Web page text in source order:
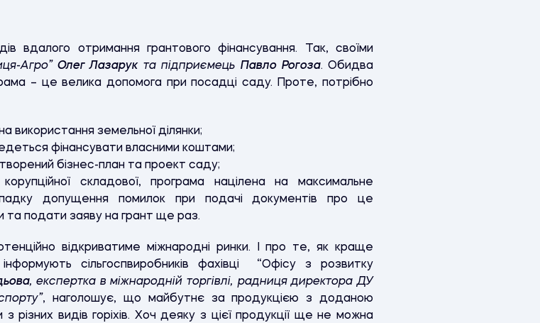
вдалого отримання грантового фінансування. Так, своїми
Агро” Олег Лазарук та підприємецьПавло Рогоза. Обидва
– це велика допомога при посадці саду. Проте, потрібно
використання земельної ділянки;
фінансувати власними коштами;
бізнес-план та проект саду;
складової, програма націлена на максимальне
допущення помилок при подачі документів про це
та подати заяву на грант ще раз.
відкриватиме міжнародні ринки. І про те, як краще
сільгоспвиробників фахівці
“Офісу з розвитку
, експертка в міжнародній торгівлі, радниця директора ДУ
, наголошує, що майбутнє за продукцією з доданою
різних видів горіхів. Хоч деяку з цієї продукції ще не можна